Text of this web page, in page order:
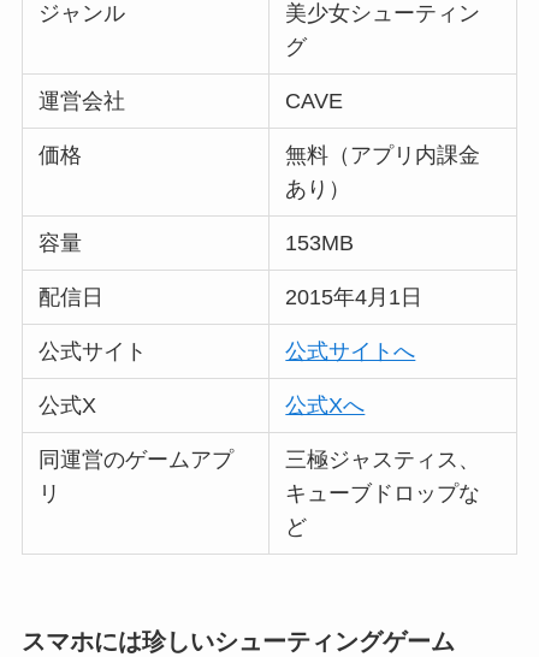
ジャンル
美少女シューティン
グ
運営会社 CAVE
価格
無料（アプリ内課金
あり）
容量 153MB
配信日 2015年4月1日
公式サイト 公式サイトへ
公式X 公式Xへ
同運営のゲームアプ
リ
三極ジャスティス、
キューブドロップな
ど
スマホには珍しいシューティングゲーム